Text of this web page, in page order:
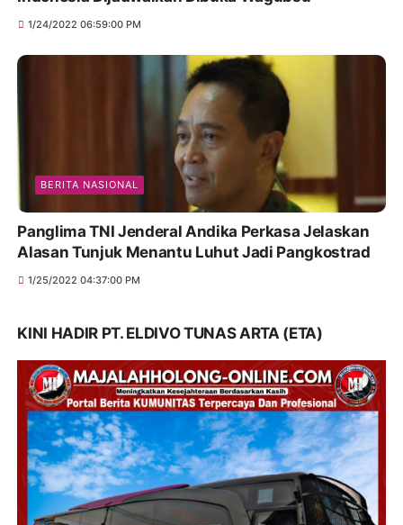
1/24/2022 06:59:00 PM
BERITA NASIONAL
Panglima TNI Jenderal Andika Perkasa Jelaskan
Alasan Tunjuk Menantu Luhut Jadi Pangkostrad
1/25/2022 04:37:00 PM
KINI HADIR PT. ELDIVO TUNAS ARTA (ETA)